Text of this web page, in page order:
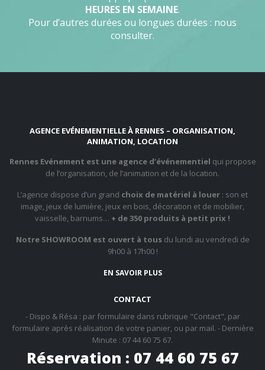
HEURES EN SEMAINE.
Pour d’autres durées ou longues durées : nous
consulter.
AGENCE EVÉNEMENTIELLE À RENNES – ORGANISATION,
ANIMATION, LOCATION
Rennes Evénement est une agence d’événementiel qui propose
de l’organisation, de l’animation et de la location.
L’agence dispose d’un grand choix de matériel à louer : son et
image, jeux de lumière, jeux en bois, décoration et de mobilier,
vaisselle, barnums… + de 350 produits à petit prix !
Notre SHOWROOM est ouvert à tousdu lundi au vendredi de
9h00 à 17h00 !
EN SAVOIR PLUS
CONTACT
- Dispo & Résa : par formulaire dans rubrique "Contact", par
formulaire après réalisation de votre panier, ou par mail. - Dernière
Minute : 07 44 60 75 67.
Réservation : 07 44 60 75 67